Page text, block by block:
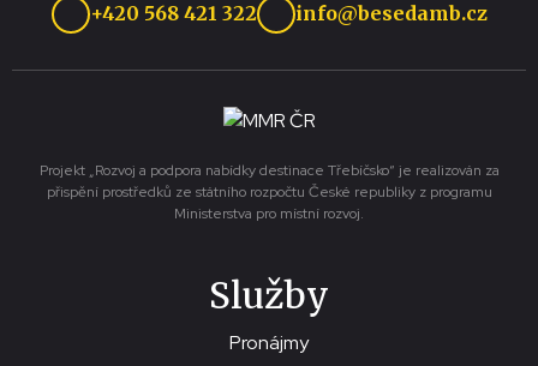
+420 568 421 322 info@besedamb.cz
Projekt „Rozvoj a podpora nabídky destinace Třebíčsko“ je realizován za
přispění prostředků ze státního rozpočtu České republiky z programu
Ministerstva pro místní rozvoj.
Služby
Pronájmy